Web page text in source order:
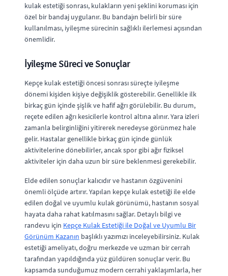
kulak estetiği sonrası, kulakların yeni şeklini koruması için
özel bir bandaj uygulanır. Bu bandajın belirli bir süre
kullanılması, iyileşme sürecinin sağlıklı ilerlemesi açısından
önemlidir.
İyileşme Süreci ve Sonuçlar
Kepçe kulak estetiği öncesi sonrası süreçte iyileşme
dönemi kişiden kişiye değişiklik gösterebilir. Genellikle ilk
birkaç gün içinde şişlik ve hafif ağrı görülebilir. Bu durum,
reçete edilen ağrı kesicilerle kontrol altına alınır. Yara izleri
zamanla belirginliğini yitirerek neredeyse görünmez hale
gelir. Hastalar genellikle birkaç gün içinde günlük
aktivitelerine dönebilirler, ancak spor gibi ağır fiziksel
aktiviteler için daha uzun bir süre beklenmesi gerekebilir.
Elde edilen sonuçlar kalıcıdır ve hastanın özgüvenini
önemli ölçüde artırır. Yapılan kepçe kulak estetiği ile elde
edilen doğal ve uyumlu kulak görünümü, hastanın sosyal
hayata daha rahat katılmasını sağlar. Detaylı bilgi ve
randevu için Kepçe Kulak Estetiği ile Doğal ve Uyumlu Bir
Görünüm Kazanın başlıklı yazımızı inceleyebilirsiniz. Kulak
estetiği ameliyatı, doğru merkezde ve uzman bir cerrah
tarafından yapıldığında yüz güldüren sonuçlar verir. Bu
kapsamda sunduğumuz modern cerrahi yaklaşımlarla, her